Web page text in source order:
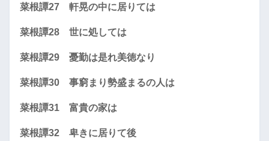
菜根譚27 軒晃の中に居りては
菜根譚28 世に処しては
菜根譚29 憂勤は是れ美徳なり
菜根譚30 事窮まり勢盛まるの人は
菜根譚31 富貴の家は
菜根譚32 卑きに居りて後